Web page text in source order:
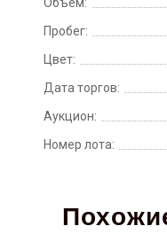
Пробег:
Цвет:
Дата торгов:
Аукцион:
Номер лота: